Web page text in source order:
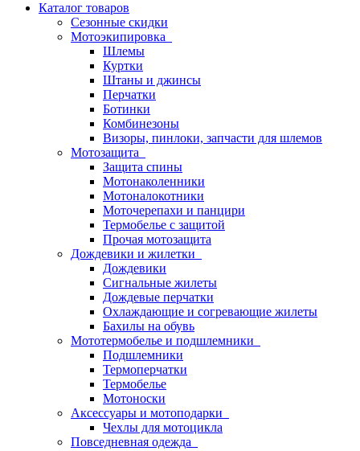
Каталог товаров
Сезонные скидки
Мотоэкипировка
Шлемы
Куртки
Штаны и джинсы
Перчатки
Ботинки
Комбинезоны
Визоры, пинлоки, запчасти для шлемов
Мотозащита
Защита спины
Мотонаколенники
Мотоналокотники
Моточерепахи и панцири
Термобелье с защитой
Прочая мотозащита
Дождевики и жилетки
Дождевики
Сигнальные жилеты
Дождевые перчатки
Охлаждающие и согревающие жилеты
Бахилы на обувь
Мототермобелье и подшлемники
Подшлемники
Термоперчатки
Термобелье
Мотоноски
Аксессуары и мотоподарки
Чехлы для мотоцикла
Повседневная одежда